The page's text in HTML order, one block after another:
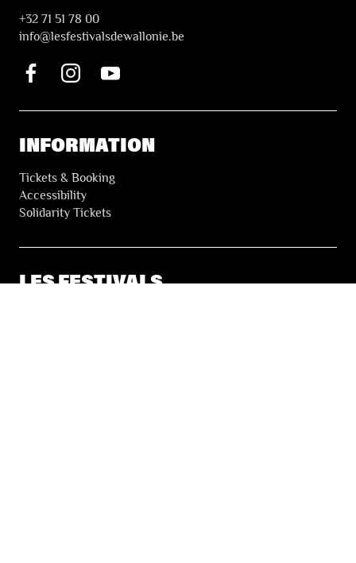
+32 71 51 78 00
info@lesfestivalsdewallonie.be
INFORMATION
Tickets & Booking
Accessibility
Solidarity Tickets
LES FESTIVALS